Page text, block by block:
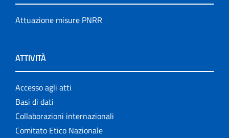
Attuazione misure PNRR
ATTIVITÀ
Accesso agli atti
Basi di dati
Collaborazioni internazionali
Comitato Etico Nazionale